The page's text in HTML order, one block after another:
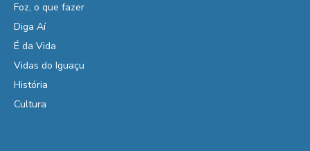
Foz, o que fazer
Diga Aí
É da Vida
Vidas do Iguaçu
História
Cultura